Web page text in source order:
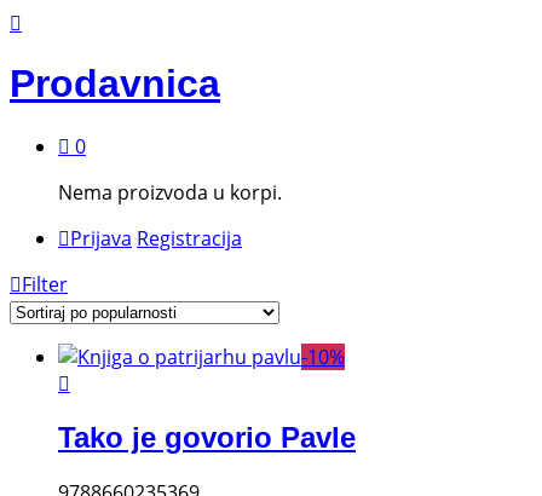
Prodavnica
0
Nema proizvoda u korpi.
Prijava Registracija
Filter
-10%
Tako je govorio Pavle